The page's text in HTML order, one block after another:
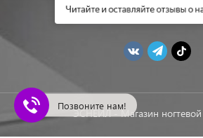
ЭСНЕЙЛ - Магазин ногтевой
Позвоните нам!